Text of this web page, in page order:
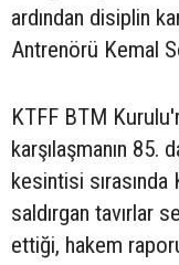
ardından disiplin
Antrenörü Kemal
KTFF BTM
karşılaşmanın 85.
kesintisi
saldırgan tavırlar
ettiği, hakem